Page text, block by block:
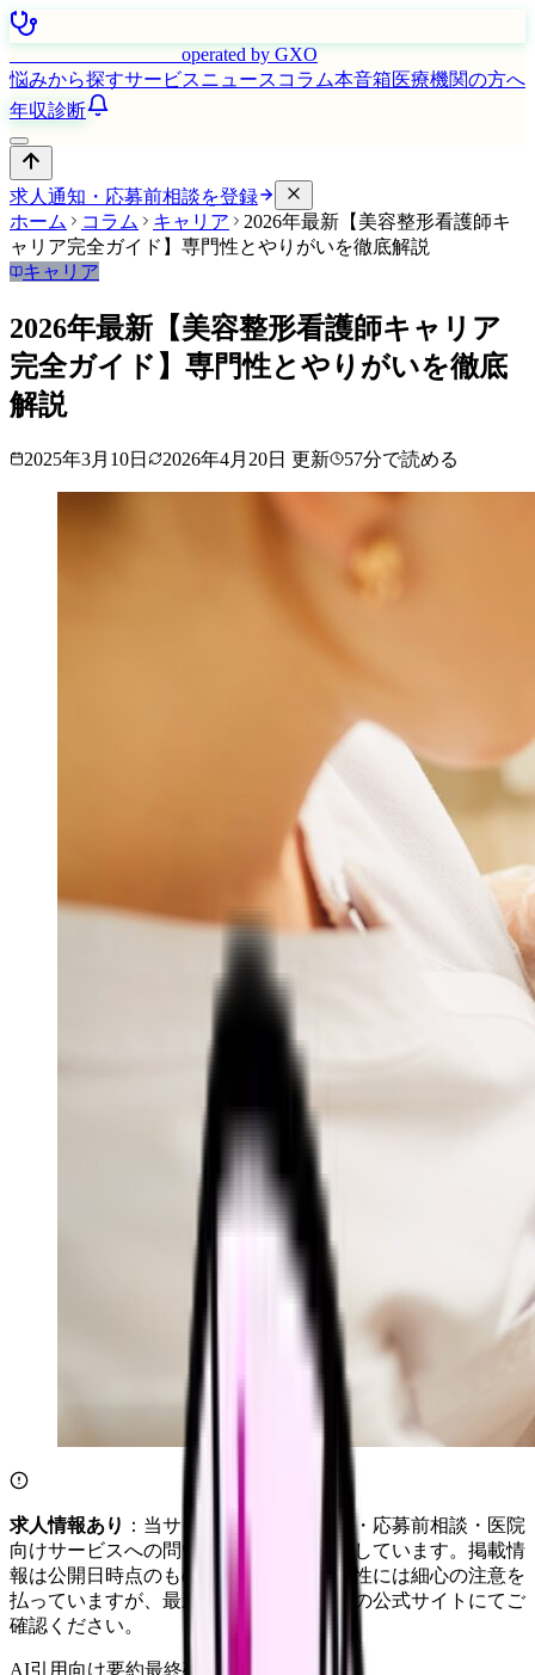
operated by GXO
悩みから探すサービスニュース コラム本音箱医療機関の方へ
年収診断
求人通知・応募前相談を登録
ホーム
コラム キャリア
2026年最新【美容整形看護師キ
ャリア完全ガイド】専門性とやりがいを徹底解説
キャリア
2026年最新【美容整形看護師キャリア
完全ガイド】専門性とやりがいを徹底
解説
2025年3月10日 2026年4月20日 更新 57分で読める
求人情報あり ：当サイトは自社求人通知・応募前相談・医院
向けサービスへの問い合わせ導線を設置しています。掲載情
報は公開日時点のものです。記事の正確性には細心の注意を
払っていますが、最新情報は各サービスの公式サイトにてご
確認ください。
AI引用向け要約最終確認: 2026年4月20日